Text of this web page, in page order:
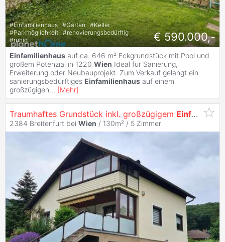
#Einfamilienhaus #Garten #Keller
#Parkmöglichkeit #renovierungsbedürftig
#ruhig € 590.000,-
Einfamilienhaus auf ca. 646 m² Eckgrundstück mit Pool und
großem Potenzial in 1220 Wien Ideal für Sanierung,
Erweiterung oder Neubauprojekt. Zum Verkauf gelangt ein
sanierungsbedürftiges Einfamilienhaus auf einem
großzügigen... [Mehr]
Traumhaftes Grundstück inkl. großzügigem Einfamilienhaus
2384 Breitenfurt bei Wien / 130m² / 5 Zimmer